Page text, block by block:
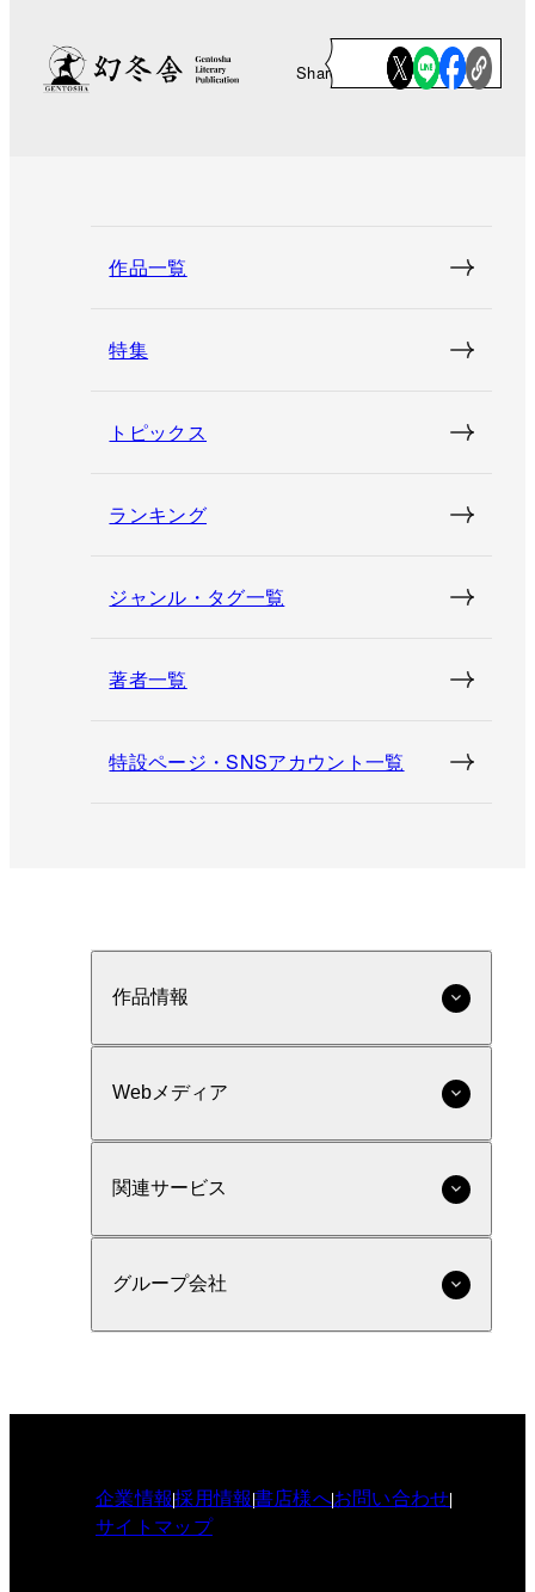
Share
作品一覧
特集
トピックス
ランキング
ジャンル・タグ一覧
著者一覧
特設ページ・SNSアカウント一覧
作品情報
Webメディア
関連サービス
グループ会社
企業情報採用情報書店様へお問い合わせ
サイトマップ